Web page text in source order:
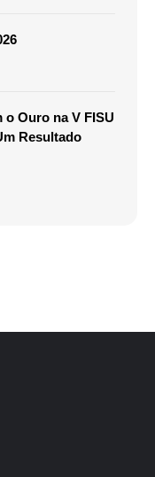
Ouro na V FISU
Resultado